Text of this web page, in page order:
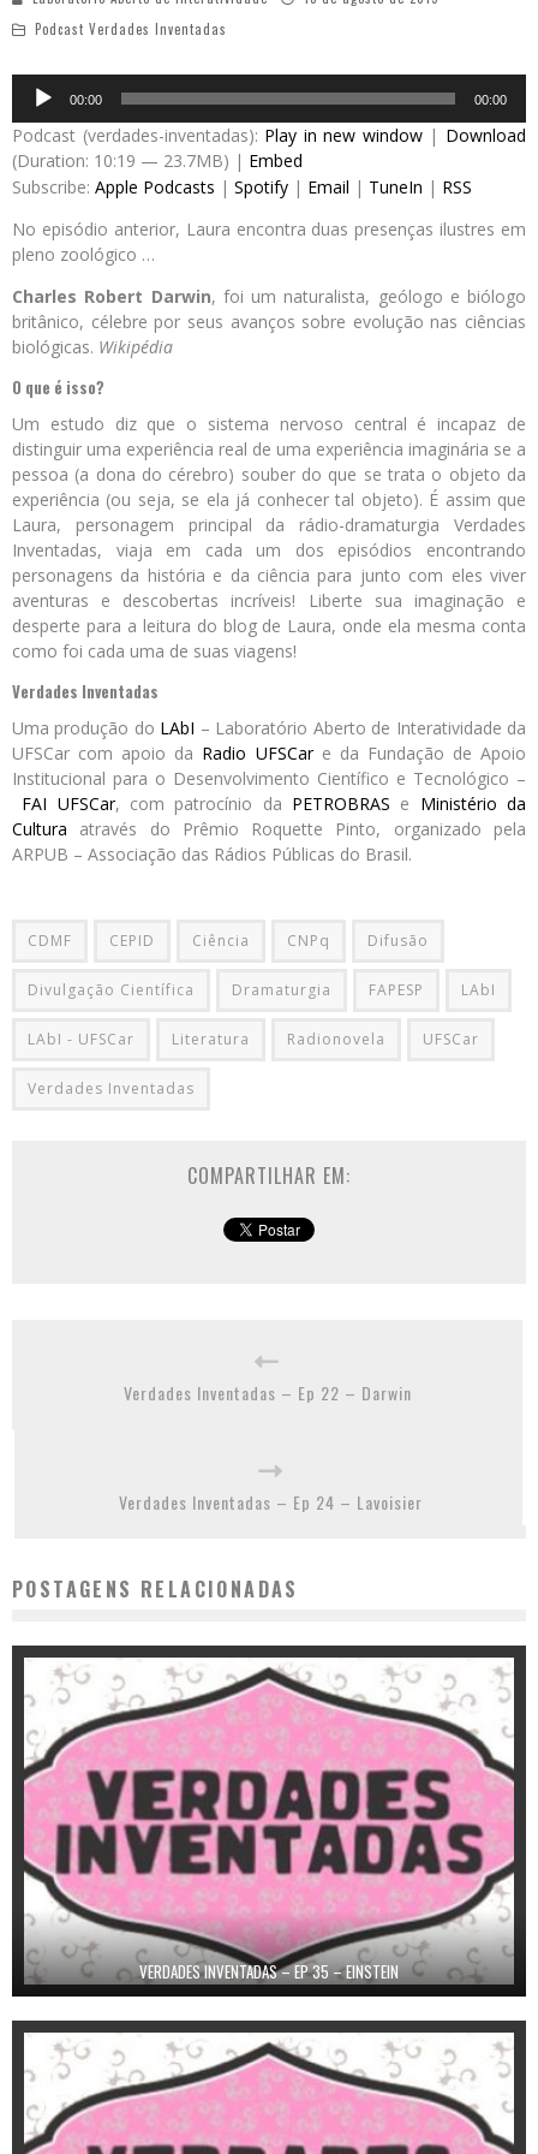
Podcast Verdades Inventadas
Audio
Player
00:00 00:00
Podcast (verdades-inventadas): Play in new window| Download
(Duration: 10:19 — 23.7MB) | Embed
Subscribe: Apple Podcasts | Spotify | Email | TuneIn | RSS
No episódio anterior, Laura encontra duas presenças ilustres em
pleno zoológico …
Charles Robert Darwin, foi um naturalista, geólogo e biólogo
britânico, célebre por seus avanços sobre evolução nas ciências
biológicas. Wikipédia
O que é isso?
Um estudo diz que o sistema nervoso central é incapaz de
distinguir uma experiência real de uma experiência imaginária se a
pessoa (a dona do cérebro) souber do que se trata o objeto da
experiência (ou seja, se ela já conhecer tal objeto). É assim que
Laura, personagem principal da rádio-dramaturgia Verdades
Inventadas, viaja em cada um dos episódios encontrando
personagens da história e da ciência para junto com eles viver
aventuras e descobertas incríveis! Liberte sua imaginação e
desperte para a leitura do blog de Laura, onde ela mesma conta
como foi cada uma de suas viagens!
Verdades Inventadas
Uma produção do LAbI – Laboratório Aberto de Interatividade da
UFSCar com apoio da Radio UFSCare da Fundação de Apoio
Institucional para o Desenvolvimento Científico e Tecnológico –
FAI UFSCar, com patrocínio da PETROBRAS e Ministério da
Cultura através do Prêmio Roquette Pinto, organizado pela
ARPUB – Associação das Rádios Públicas do Brasil.
CDMF CEPID Ciência CNPq Difusão
Divulgação Científica Dramaturgia FAPESP LAbI
LAbI - UFSCar Literatura Radionovela UFSCar
Verdades Inventadas
COMPARTILHAR EM:
Verdades Inventadas – Ep 22 – Darwin
Verdades Inventadas – Ep 24 – Lavoisier
POSTAGENS RELACIONADAS
VERDADES INVENTADAS – EP 35 – EINSTEIN